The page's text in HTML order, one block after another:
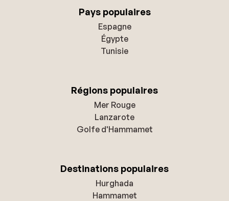
Pays populaires
Espagne
Égypte
Tunisie
Régions populaires
Mer Rouge
Lanzarote
Golfe d'Hammamet
Destinations populaires
Hurghada
Hammamet